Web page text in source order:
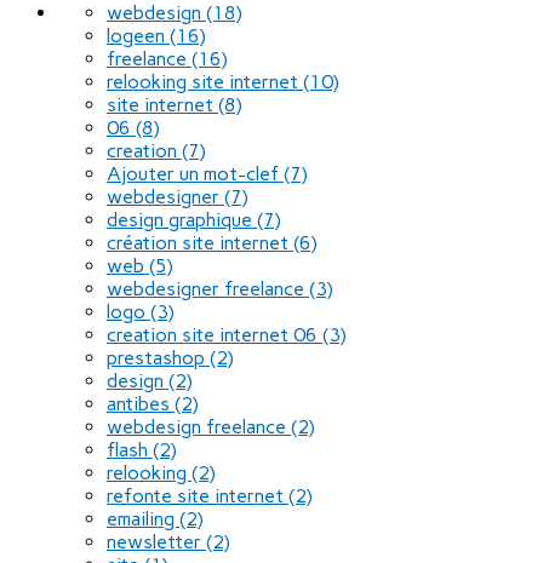
webdesign (18)
logeen (16)
freelance (16)
relooking site internet (10)
site internet (8)
06 (8)
creation (7)
Ajouter un mot-clef (7)
webdesigner (7)
design graphique (7)
création site internet (6)
web (5)
webdesigner freelance (3)
logo (3)
creation site internet 06 (3)
prestashop (2)
design (2)
antibes (2)
webdesign freelance (2)
flash (2)
relooking (2)
refonte site internet (2)
emailing (2)
newsletter (2)